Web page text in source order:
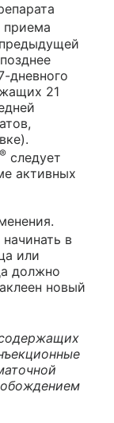
приема
дневного
21
® следует
активных
в
или
должно
новый